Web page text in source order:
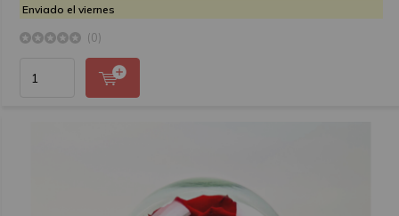
Enviado el viernes
(0)